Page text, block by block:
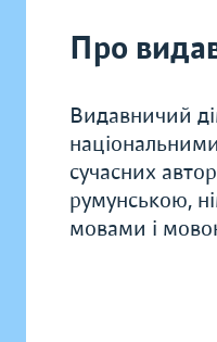
Про
Видавничий
сучасних
румунською,
мовами і